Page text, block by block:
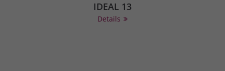
IDEAL 13
Details